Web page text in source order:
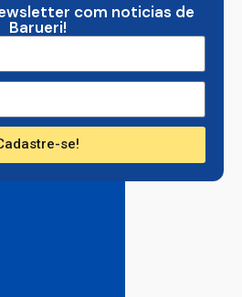
com noticias de
Barueri!
se!